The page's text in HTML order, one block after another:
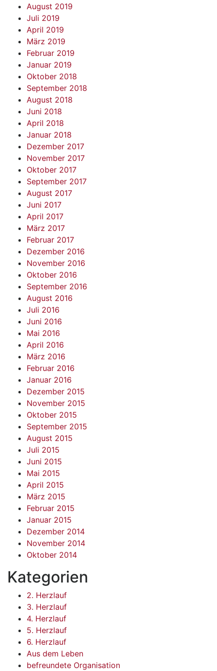
August 2019
Juli 2019
April 2019
März 2019
Februar 2019
Januar 2019
Oktober 2018
September 2018
August 2018
Juni 2018
April 2018
Januar 2018
Dezember 2017
November 2017
Oktober 2017
September 2017
August 2017
Juni 2017
April 2017
März 2017
Februar 2017
Dezember 2016
November 2016
Oktober 2016
September 2016
August 2016
Juli 2016
Juni 2016
Mai 2016
April 2016
März 2016
Februar 2016
Januar 2016
Dezember 2015
November 2015
Oktober 2015
September 2015
August 2015
Juli 2015
Juni 2015
Mai 2015
April 2015
März 2015
Februar 2015
Januar 2015
Dezember 2014
November 2014
Oktober 2014
Kategorien
2. Herzlauf
3. Herzlauf
4. Herzlauf
5. Herzlauf
6. Herzlauf
Aus dem Leben
befreundete Organisation